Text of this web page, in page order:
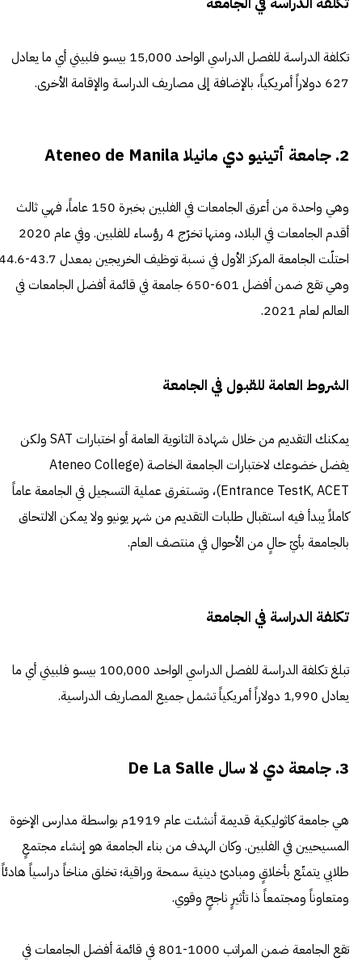
تكلفة الدراسة للفصل الدراسي الواحد 15,000 بيسو فلبيني أي ما يعادل
627 دولاراً أمريكياً، بالإضافة إلى مصاريف الدراسة والإقامة الأخرى.
2. جامعة أتينيو دي مانيلا Ateneo de Manila
وهي واحدة من أعرق الجامعات في الفلبين بخبرة 150 عاماً، فهي ثالث
أقدم الجامعات في البلاد، ومنها تخرّج 4 رؤساء للفلبين. وفي عام 2020
احتلّت الجامعة المركز الأول في نسبة توظيف الخريجين
وهي تقع ضمن أفضل 601-650 جامعة في قائمة أفضل الجامعات في
العالم لعام 2021.
الشروط العامة للقبول في الجامعة
يمكنك التقديم من خلال شهادة الثانوية العامة أو اختبارات SAT ولكن
يفضل خضوعك لاختبارات الجامعة الخاصة (Ateneo College
Entrance TestK, ACET)، وتستغرق عملية التسجيل في الجامعة عاماً
كاملاً يبدأ فيه استقبال طلبات التقديم من شهر يونيو ولا يمكن الالتحاق
بالجامعة بأيّ حالٍ من الأحوال في منتصف العام.
تكلفة الدراسة في الجامعة
تبلغ تكلفة الدراسة للفصل الدراسي الواحد 100,000 بيسو فلبيني أي ما
يعادل 1,990 دولاراً أمريكياً تشمل جميع المصاريف الدراسية.
3. جامعة دي لا سال De La Salle
هي جامعة كاثوليكية قديمة أنشئت عام 1919م بواسطة مدارس الإخوة
المسيحيين في الفلبين. وكان الهدف من بناء الجامعة هو إنشاء مجتمعٍ
طلابي يتمتّع بأخلاقٍ ومبادئ دينية سمحة وراقية؛ تخلق مناخاً دراسياً هادئاً
ومتعاوناً ومجتمعاً ذا تأثيرٍ ناجحٍ وقوي.
تقع الجامعة ضمن المراتب 1000-801 في قائمة أفضل الجامعات في